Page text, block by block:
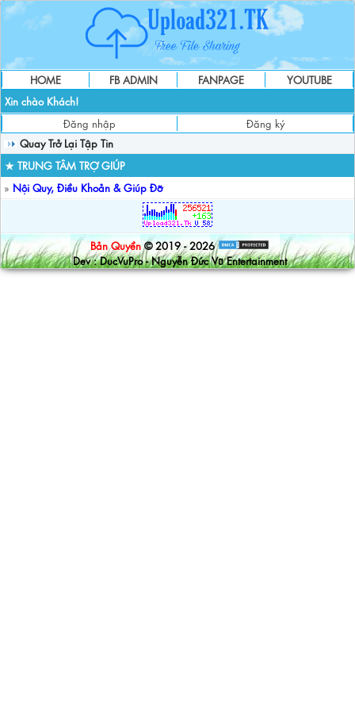
HOME FB ADMIN FANPAGE
YOUTUBE
Xin chào Khách!
Đăng nhập
Đăng ký
Quay Trở Lại Tập Tin
★ TRUNG TÂM TRỢ GIÚP
» Nội Quy, Điều Khoản & Giúp Đỡ
Bản Quyền © 2019 - 2026
Dev : DucVuPro - Nguyễn Đức Vũ Entertainment